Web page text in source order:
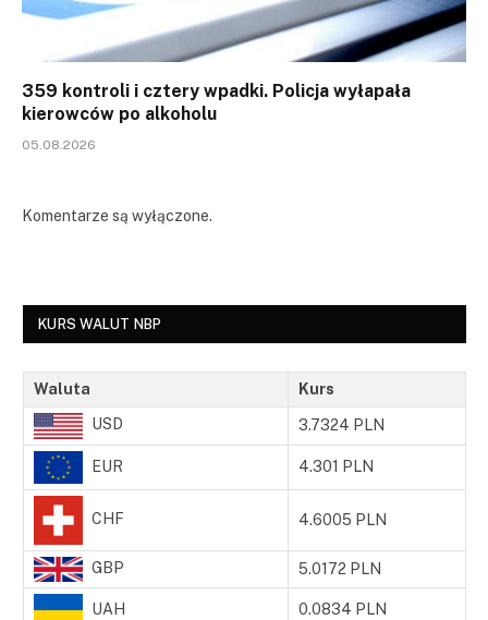
359 kontroli i cztery wpadki. Policja wyłapała
kierowców po alkoholu
05.08.2026
Komentarze są wyłączone.
KURS WALUT NBP
Waluta Kurs
USD 3.7324 PLN
EUR 4.301 PLN
CHF 4.6005 PLN
GBP 5.0172 PLN
UAH 0.0834 PLN